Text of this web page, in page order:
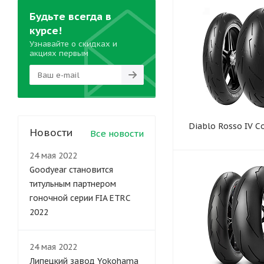
Diablo Rosso IV
Будьте всегда в
курсе!
Узнавайте о скидках и
акциях первым
Новости Все новости
24 мая 2022
Goodyear становится
титульным партнером
гоночной серии FIA ETRC
2022
24 мая 2022
Липецкий завод Yokohama